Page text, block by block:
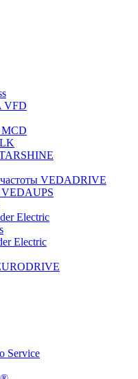
VFD
MCD
частоты VEDADRIVE
VEDAUPS
Electric
Electric
Service